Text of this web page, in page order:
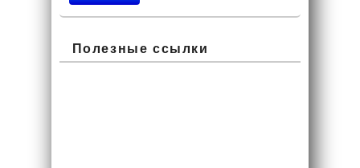
Полезные ссылки